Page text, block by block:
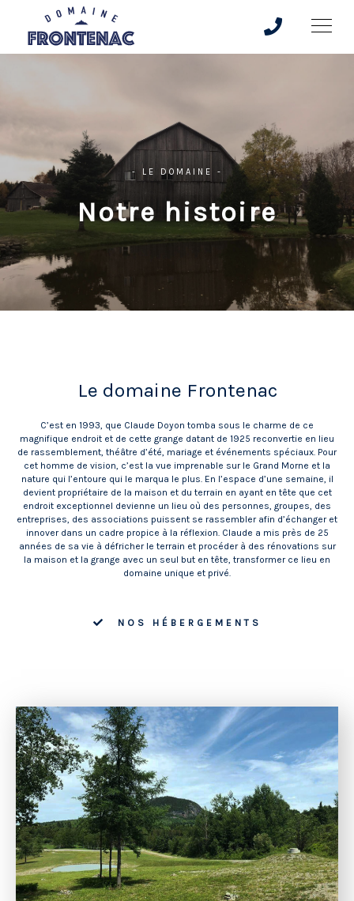
- LE DOMAINE -
Notre histoire
Le domaine Frontenac
C’est en 1993, que Claude Doyon tomba sous le charme de ce
magnifique endroit et de cette grange datant de 1925 reconvertie en lieu
de rassemblement, théâtre d’été, mariage et événements spéciaux. Pour
cet homme de vision, c’est la vue imprenable sur le Grand Morne et la
nature qui l’entoure qui le marqua le plus. En l’espace d’une semaine, il
devient propriétaire de la maison et du terrain en ayant en tête que cet
endroit exceptionnel devienne un lieu où des personnes, groupes, des
entreprises, des associations puissent se rassembler afin d’échanger et
innover dans un cadre propice à la réflexion. Claude a mis près de 25
années de sa vie à défricher le terrain et procéder à des rénovations sur
la maison et la grange avec un seul but en tête, transformer ce lieu en
domaine unique et privé.
NOS HÉBERGEMENTS